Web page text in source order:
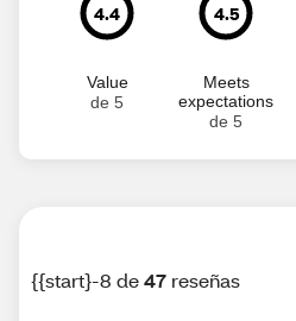
4.4
Value
de 5
4.5
Meets
expectations
de 5
{{start}-8 de47 reseñas